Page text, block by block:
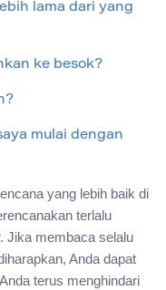
lama dari yang
ke besok?
mulai dengan
yang lebih baik di
terlalu
Jika membaca selalu
Anda dapat
terus menghindari